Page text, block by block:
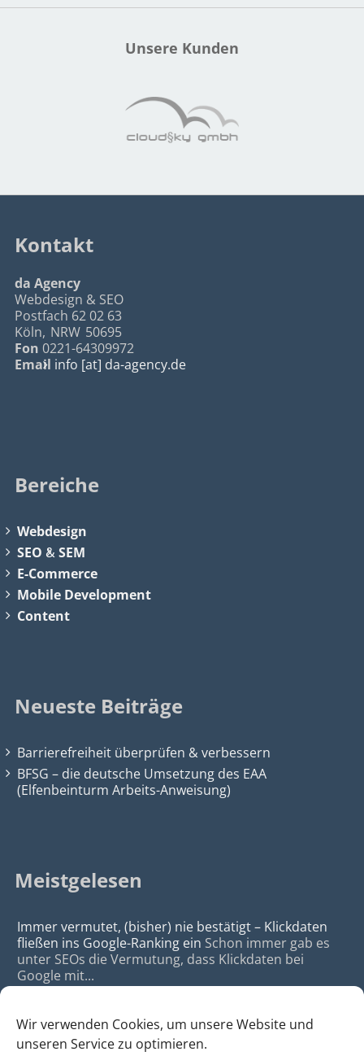
Wir verwenden Cookies, um unsere Website und
unseren Service zu optimieren.
Unsere Kunden
Kontakt
da Agency
Webdesign & SEO
Postfach 62 02 63
Köln, NRW 50695
Fon 0221-64309972
Email info [at] da-agency.de
Bereiche
Webdesign
SEO &SEM
E-Commerce
Mobile Development
Content
Neueste Beiträge
Barrierefreiheit überprüfen & verbessern
BFSG – die deutsche Umsetzung des EAA
(Elfenbeinturm Arbeits-Anweisung)
Meistgelesen
Immer vermutet, (bisher) nie bestätigt – Klickdaten
fließen ins Google-Ranking ein Schon immer gab es
unter SEOs die Vermutung, dass Klickdaten bei
Google mit...